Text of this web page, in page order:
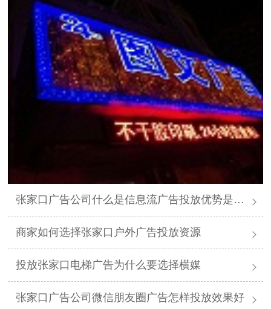
张家口广告公司什么是信息流广告投放优势是什么
商家如何选择张家口户外广告投放资源
投放张家口电梯广告为什么要选择横媒
张家口广告公司微信朋友圈广告怎样投放效果好